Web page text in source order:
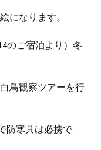
になります。
のご宿泊より）冬
鳥観察ツアーを行
防寒具は必携で